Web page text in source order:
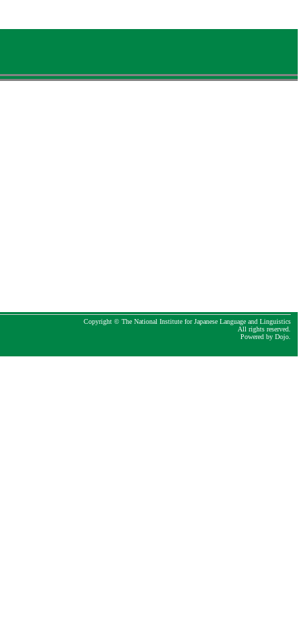
Copyright © The National Institute for Japanese Language and Linguistics
All rights reserved.
Powered by Dojo